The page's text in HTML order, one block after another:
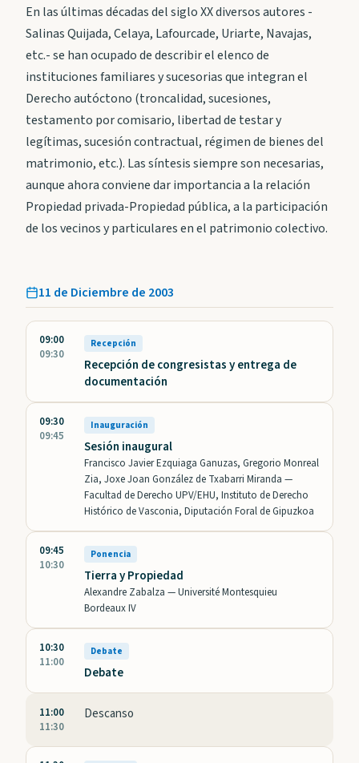
En las últimas décadas del siglo XX diversos autores -
Salinas Quijada, Celaya, Lafourcade, Uriarte, Navajas,
etc.- se han ocupado de describir el elenco de
instituciones familiares y sucesorias que integran el
Derecho autóctono (troncalidad, sucesiones,
testamento por comisario, libertad de testar y
legítimas, sucesión contractual, régimen de bienes del
matrimonio, etc.). Las síntesis siempre son necesarias,
aunque ahora conviene dar importancia a la relación
Propiedad privada-Propiedad pública, a la participación
de los vecinos y particulares en el patrimonio colectivo.
11 de Diciembre de 2003
09:00
09:30
Recepción
Recepción de congresistas y entrega de
documentación
09:30
09:45
Inauguración
Sesión inaugural
Francisco Javier Ezquiaga Ganuzas, Gregorio Monreal
Zia, Joxe Joan González de Txabarri Miranda —
Facultad de Derecho UPV/EHU, Instituto de Derecho
Histórico de Vasconia, Diputación Foral de Gipuzkoa
09:45
10:30
Ponencia
Tierra y Propiedad
Alexandre Zabalza —Université Montesquieu
Bordeaux IV
10:30
11:00
Debate
Debate
11:00
11:30
Descanso